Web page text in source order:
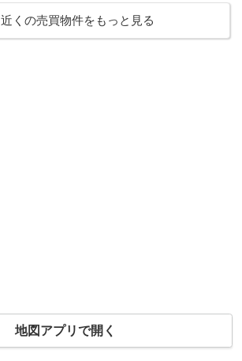
近くの売買物件をもっと見る
地図アプリで開く